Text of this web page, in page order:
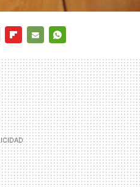
MAIL